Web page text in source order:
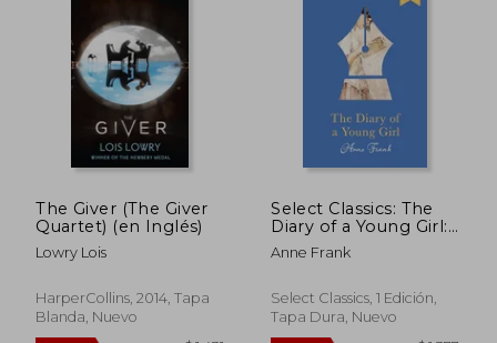
50%
dcto.
The Giver (The Giver
Quartet) (en Inglés)
Lowry Lois
HarperCollins, 2014, Tapa
Blanda, Nuevo
Select Classics: The
Diary of a Young Girl:
(Premium
Hardbound
Ideal for Gifting) (en
Inglés)
Anne Frank
Select Classics, 1 Edición,
Tapa Dura, Nuevo